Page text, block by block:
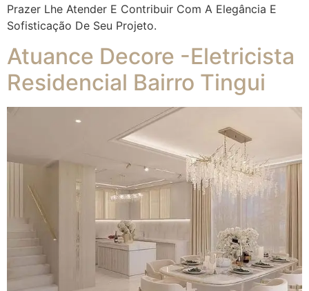
Prazer Lhe Atender E Contribuir Com A Elegância E
Sofisticação De Seu Projeto.
Atuance Decore -Eletricista
Residencial Bairro Tingui